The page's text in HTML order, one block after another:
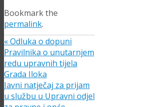
Bookmark the
permalink.
«Odluka o dopuni
Pravilnika o unutarnjem
redu upravnih tijela
Grada Iloka
Javni natječaj za prijam
u službu u Upravni odjel